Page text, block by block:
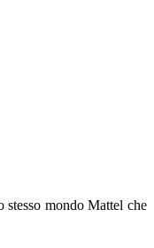
mondo Mattel che